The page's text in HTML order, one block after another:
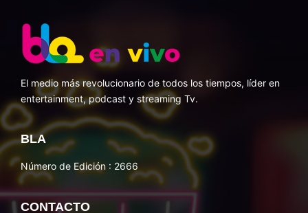
El medio más revolucionario de todos los tiempos, líder en
entertainment, podcast y streaming Tv.
BLA
Número de Edición : 2666
CONTACTO